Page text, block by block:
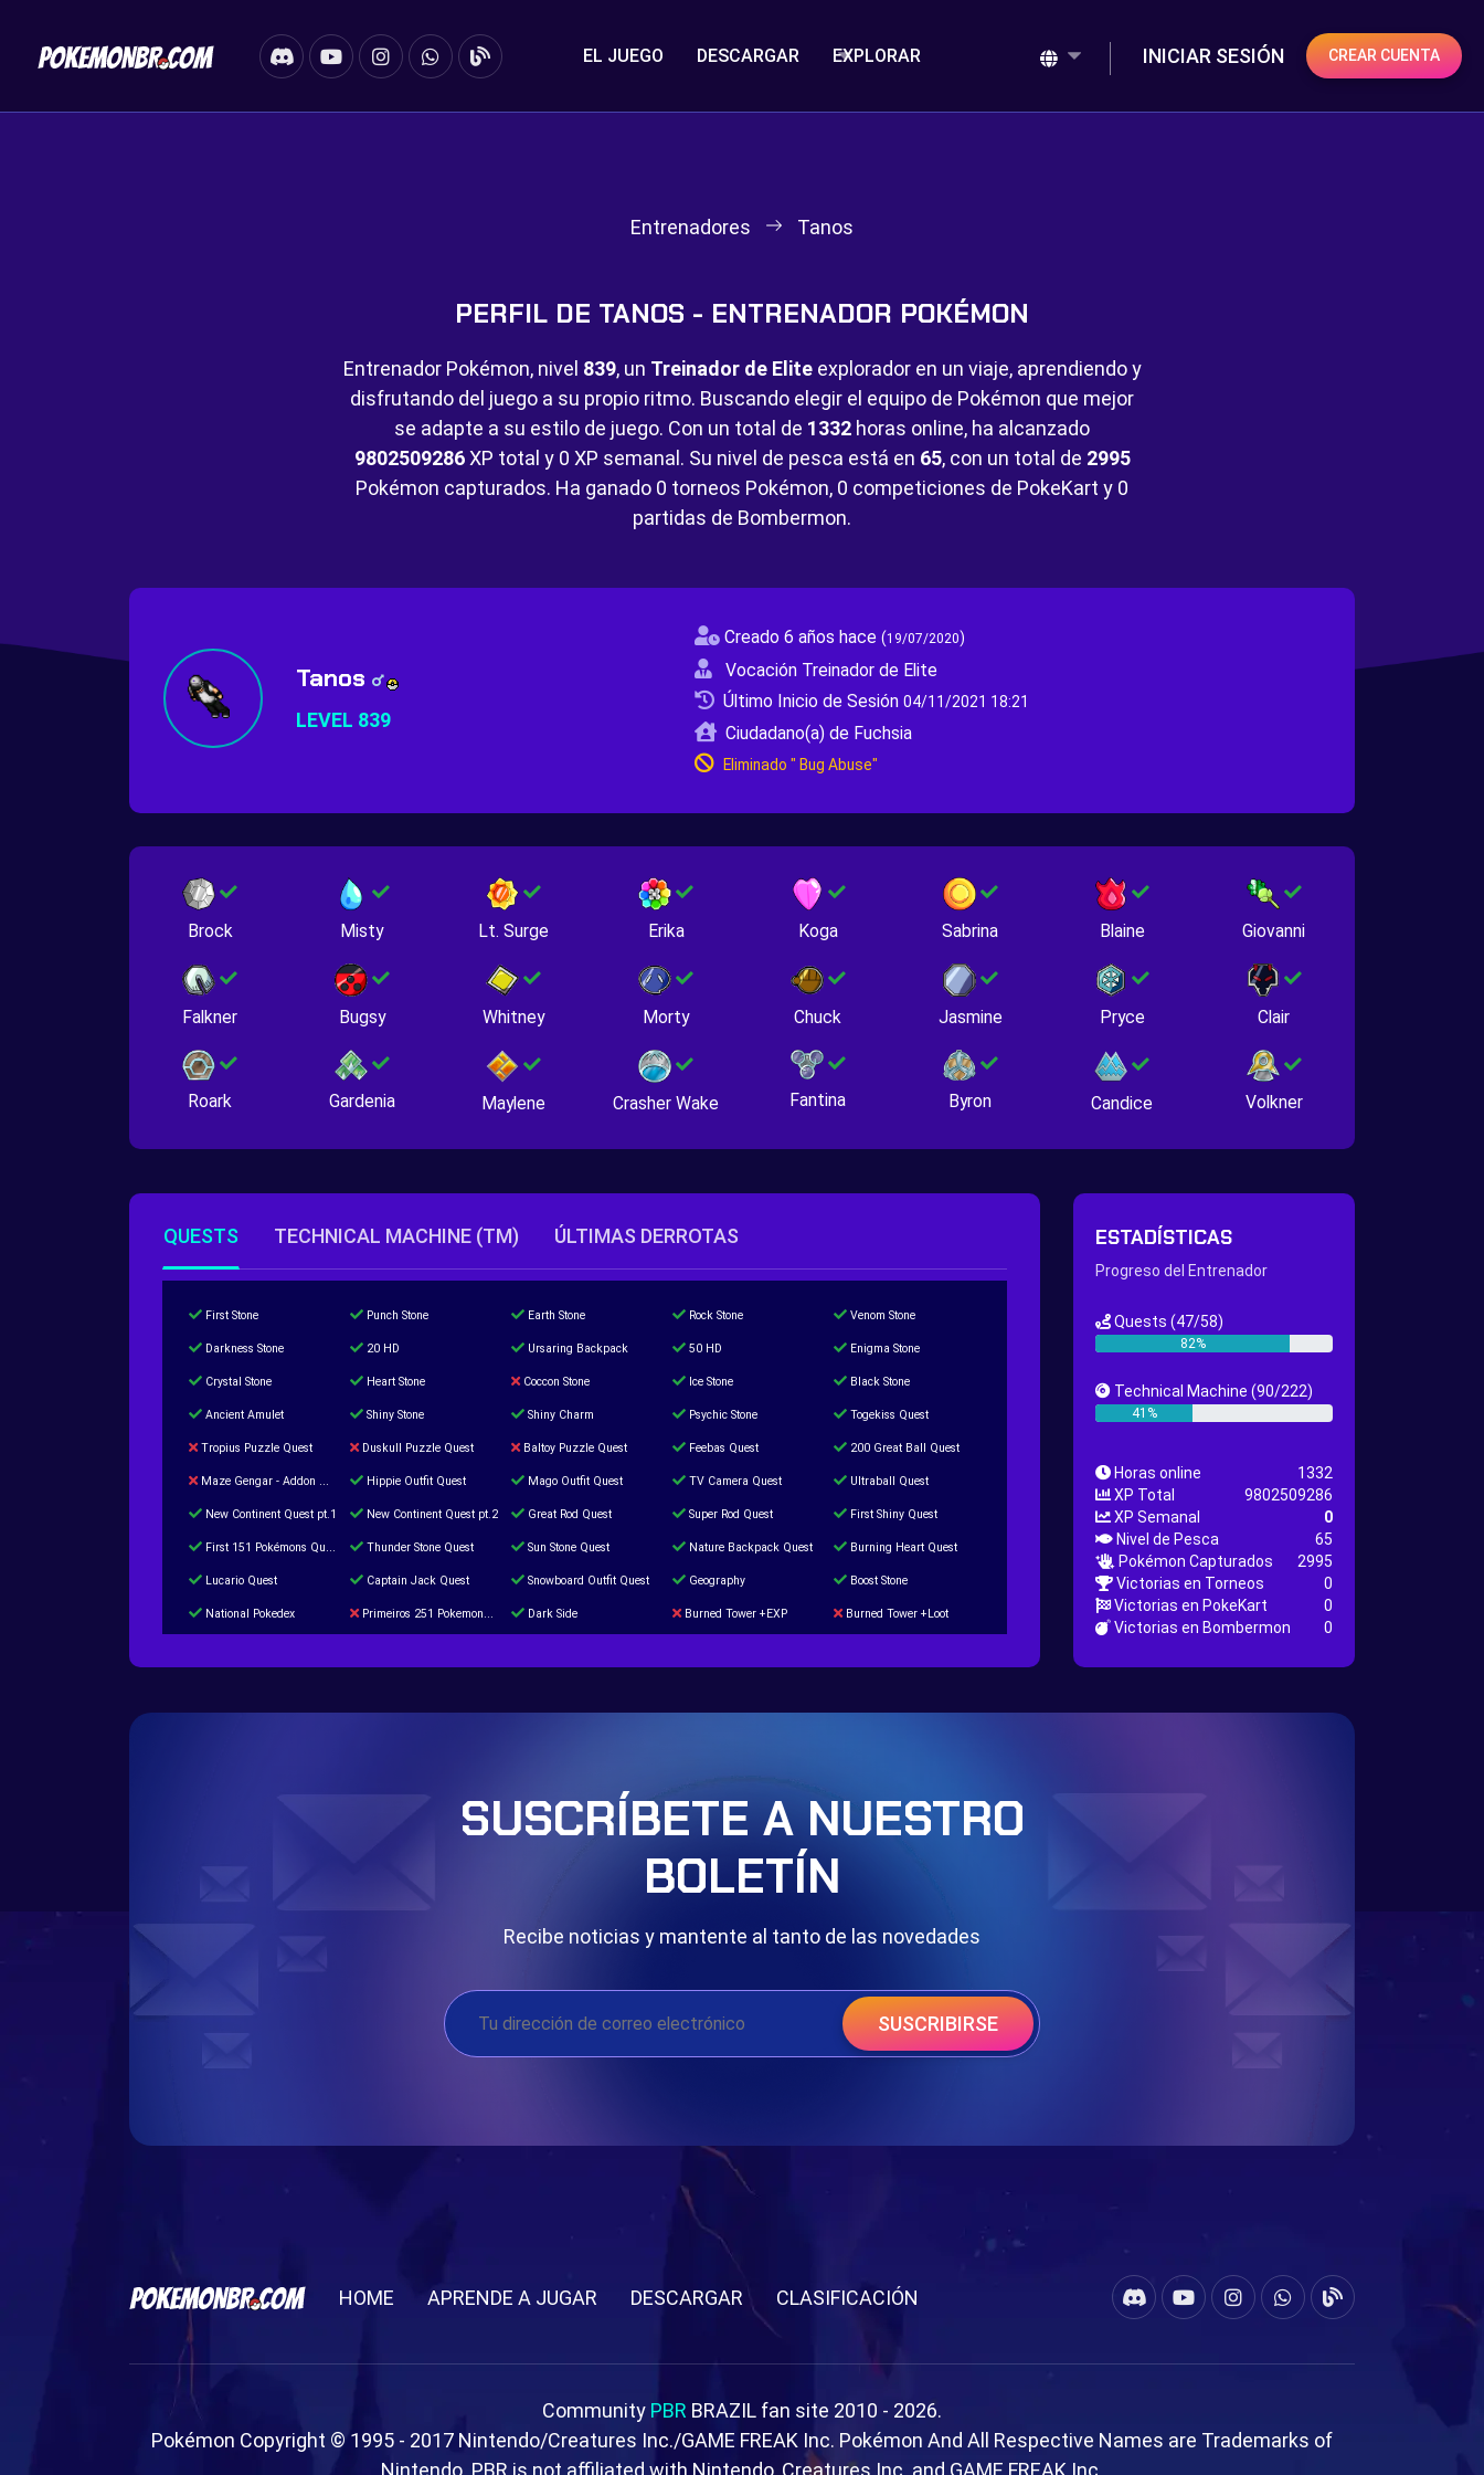
EL JUEGO DESCARGAR EXPLORAR INICIAR SESIÓN CREAR CUENTA
Entrenadores Tanos
PERFIL DE TANOS - ENTRENADOR POKÉMON
Entrenador Pokémon, nivel 839, un Treinador de Eliteexplorador en un viaje, aprendiendo y
disfrutando del juego a su propio ritmo. Buscando elegir el equipo de Pokémon que mejor
se adapte a su estilo de juego. Con un total de 1332 horas online, ha alcanzado
9802509286XP total y 0 XP semanal. Su nivel de pesca está en 65, con un total de 2995
Pokémon capturados. Ha ganado 0 torneos Pokémon, 0 competiciones de PokeKart y 0
partidas de Bombermon.
Tanos
LEVEL 839
Creado 6 años hace (19/07/2020)
Vocación Treinador de Elite
Último Inicio de Sesión 04/11/2021 18:21
Ciudadano(a) de Fuchsia
Eliminado " Bug Abuse"
Brock Misty Lt. Surge Erika Koga Sabrina Blaine Giovanni
Falkner Bugsy Whitney Morty Chuck Jasmine Pryce Clair
Roark Gardenia Maylene Crasher Wake Fantina Byron Candice Volkner
QUESTS TECHNICAL MACHINE (TM) ÚLTIMAS DERROTAS
First Stone Punch Stone Earth Stone Rock Stone Venom Stone
Darkness Stone 20 HD Ursaring Backpack 50 HD Enigma Stone
Crystal Stone Heart Stone Coccon Stone Ice Stone Black Stone
Ancient Amulet Shiny Stone Shiny Charm Psychic Stone Togekiss Quest
Tropius Puzzle Quest Duskull Puzzle Quest Baltoy Puzzle Quest Feebas Quest 200 Great Ball Quest
Maze Gengar - Addon Gengar Quest Hippie Outfit Quest Mago Outfit Quest TV Camera Quest Ultraball Quest
New Continent Quest pt.1 New Continent Quest pt.2 Great Rod Quest Super Rod Quest First Shiny Quest
First 151 Pokémons Quest Thunder Stone Quest Sun Stone Quest Nature Backpack Quest Burning Heart Quest
Lucario Quest Captain Jack Quest Snowboard Outfit Quest Geography Boost Stone
National Pokedex Primeiros 251 Pokemons na Pokedex Dark Side Burned Tower +EXP Burned Tower +Loot
ESTADÍSTICAS
Progreso del Entrenador
Quests (47/58)
82%
Technical Machine (90/222)
41%
Horas online
1332
XP Total
9802509286
XP Semanal
0
Nivel de Pesca
65
Pokémon Capturados
2995
Victorias en Torneos
0
Victorias en PokeKart
0
Victorias en Bombermon
0
SUSCRÍBETE A NUESTRO
BOLETÍN
Recibe noticias y mantente al tanto de las novedades
SUSCRIBIRSE
HOME APRENDE A JUGAR DESCARGAR CLASIFICACIÓN
Community PBR BRAZIL fan site 2010 - 2026.
Pokémon Copyright © 1995 - 2017 Nintendo/Creatures Inc./GAME FREAK Inc. Pokémon And All Respective Names are Trademarks of
Nintendo. PBR is not affiliated with Nintendo, Creatures Inc. and GAME FREAK Inc.